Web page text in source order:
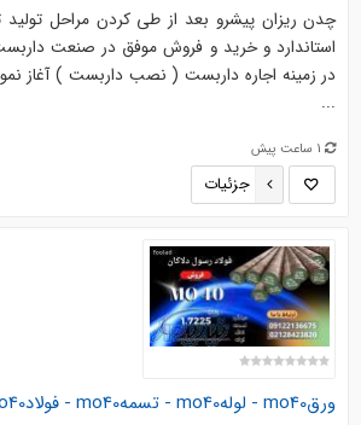
چدن ریزان پیشرو بعد از طی کردن مراحل
استاندارد و خرید و فروش موفق در صنعت
در زمینه اجاره داربست ( نصب داربست ) آغاز
...
1 ساعت پیش
جزئیات
ورقmo40 - لولهmo40 - تسمهmo40 - فولادmo40 - میلگردmo40